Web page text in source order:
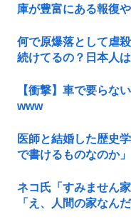
庫が豊富にある報復
何で原爆落として虐
続けてるの？日本人
【衝撃】車で要らな
www
医師と結婚した歴史
で書けるものなのか」
ネコ氏「すみません
「え、人間の家なん